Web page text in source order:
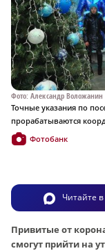
Фото: Александр Воложанин
Точные указания по
прорабатываются
Фотобанк
Читайте в
Привитые от
смогут прийти на